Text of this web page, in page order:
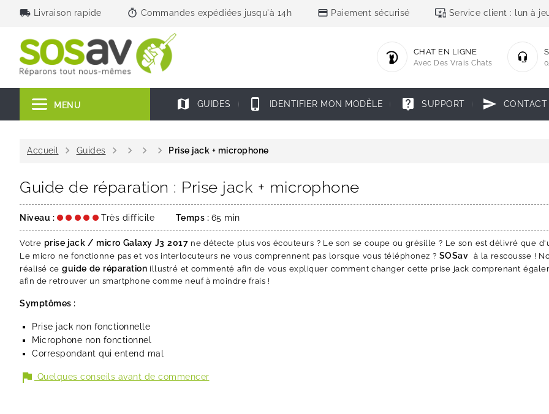
local_shipping Livraison rapide timer Commandes expédiées jusqu'à 14h credit_card Paiement sécurisé important_devices Service client : lun à
CHAT EN LIGNE
Avec Des Vrais Chats
MENU map GUIDES phone_iphone IDENTIFIER MON MODÈLE live_help SUPPORT send CONTACT
Accueil chevron_right Guides chevron_right chevron_right chevron_right chevron_right Prise jack + microphone
Guide de réparation : Prise jack + microphone
Niveau : Très difficile Temps : 65 min
Votre prise jack / micro Galaxy J3 2017 ne détecte plus vos écouteurs ? Le son se coupe ou grésille ? Le son est délivré que
Le micro ne fonctionne pas et vos interlocuteurs ne vous comprennent pas lorsque vous téléphonez ? SOSav à la rescousse !
réalisé ce guide de réparation illustré et commenté afin de vous expliquer comment changer cette prise jack comprenant
afin de retrouver un smartphone comme neuf à moindre frais !
Symptômes :
Prise jack non fonctionnelle
Microphone non fonctionnel
Correspondant qui entend mal
flag Quelques conseils avant de commencer